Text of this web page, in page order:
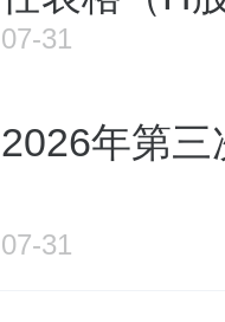
07-31
2026年第
07-31